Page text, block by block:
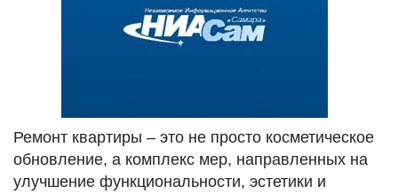
Ремонт квартиры – это не просто косметическое
обновление, а комплекс мер, направленных на
улучшение функциональности, эстетики и